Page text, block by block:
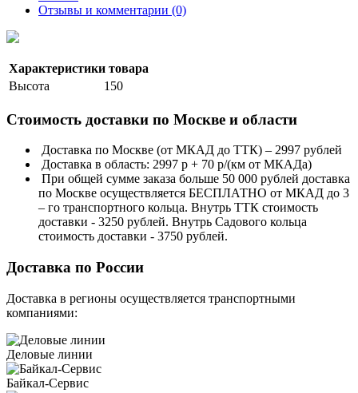
Отзывы и комментарии (0)
Характеристики товара
Высота
150
Стоимость доставки по Москве и области
Доставка по Москве (от МКАД до ТТК) – 2997 рублей
Доставка в область: 2997 р + 70 р/(км от МКАДа)
При общей сумме заказа больше 50 000 рублей доставка
по Москве осуществляется БЕСПЛАТНО от МКАД до 3
– го транспортного кольца. Внутрь ТТК стоимость
доставки - 3250 рублей. Внутрь Садового кольца
стоимость доставки - 3750 рублей.
Доставка по России
Доставка в регионы осуществляется транспортными
компаниями:
Деловые линии
Байкал-Сервис